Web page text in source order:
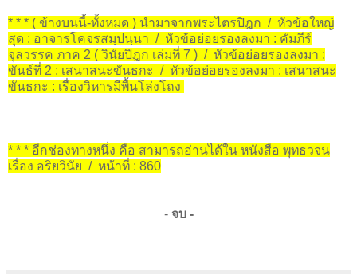
* * * ( ข้างบนนี้-ทั้งหมด ) นำมาจากพระไตรปิฎก / หัวข้อใหญ่
สุด : อาจารโคจรสมฺปนฺนา / หัวข้อย่อยรองลงมา : คัมภีร์
จุลวรรค ภาค 2 ( วินัยปิฎก เล่มที่ 7 ) / หัวข้อย่อยรองลงมา :
ขันธ์ที่ 2 : เสนาสนะขันธกะ / หัวข้อย่อยรองลงมา : เสนาสนะ
ขันธกะ : เรื่องวิหารมีพื้นโล่งโถง
* * * อีกช่องทางหนึ่ง คือ สามารถอ่านได้ใน หนังสือ พุทธวจน
เรื่อง อริยวินัย / หน้าที่ : 860
-จบ -